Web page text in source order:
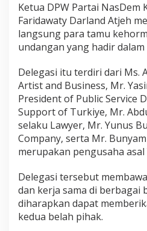
Ketua DPW Partai NasDem
Faridawaty Darland Atjeh
langsung para tamu
undangan yang hadir
Delegasi itu terdiri dari Ms.
Artist and Business, Mr.
President of Public Service
Support of Turkiye, Mr.
selaku Lawyer, Mr. Yunus
Company, serta Mr.
merupakan pengusaha asal
Delegasi tersebut
dan kerja sama di berbagai
diharapkan dapat
kedua belah pihak.